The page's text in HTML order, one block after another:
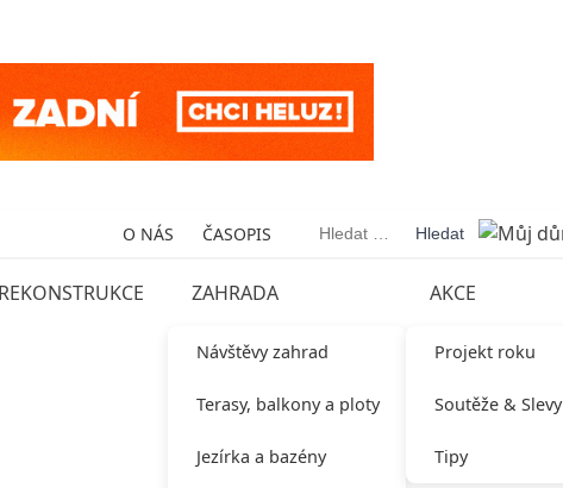
O NÁS ČASOPIS Vyhledávání
REKONSTRUKCE ZAHRADA
Návštěvy zahrad
Terasy, balkony a ploty
Jezírka a bazény
AKCE
Projekt roku
Soutěže & Slevy
Tipy